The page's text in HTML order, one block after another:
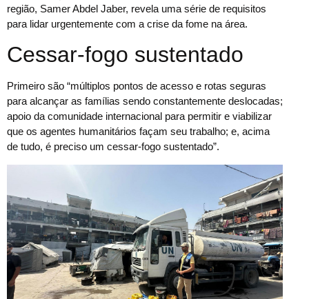
região, Samer Abdel Jaber, revela uma série de requisitos
para lidar urgentemente com a crise da fome na área.
Cessar-fogo sustentado
Primeiro são “múltiplos pontos de acesso e rotas seguras
para alcançar as famílias sendo constantemente deslocadas;
apoio da comunidade internacional para permitir e viabilizar
que os agentes humanitários façam seu trabalho; e, acima
de tudo, é preciso um cessar-fogo sustentado”.